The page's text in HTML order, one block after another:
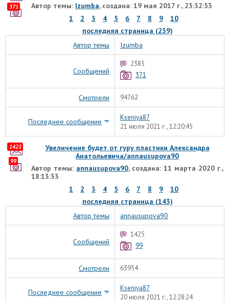
Автор темы: Izumba, создана: 19 мая 2017 г., 23:32:53
1
2 3 4 5 6 7 8 9
10
последняя страница (239)
371
Автор темы Izumba
Сообщений
2385
371
Смотрели 94762
Последнее сообщение
Kseniya87
21 июля 2021 г., 12:20:45
Увеличение будет от гуру пластики Александра
Анатольевича/annausupova90
Автор темы: annausupova90, создана: 11 марта 2020 г.,
18:13:33
1
2 3 4 5 6 7 8 9
10
последняя страница (143)
1425
99
Автор темы annausupova90
Сообщений
1425
99
Смотрели 63954
Последнее сообщение
Kseniya87
20 июля 2021 г., 12:28:24